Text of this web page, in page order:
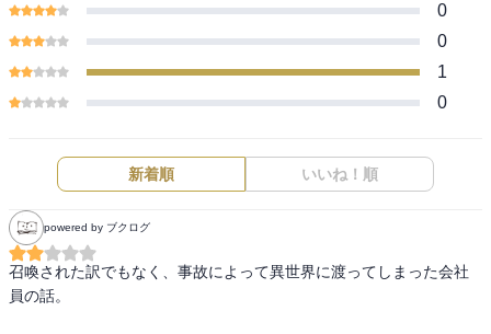
0
0
1
0
新着順 いいね！順
powered by ブクログ
召喚された訳でもなく、事故によって異世界に渡ってしまった会社
員の話。